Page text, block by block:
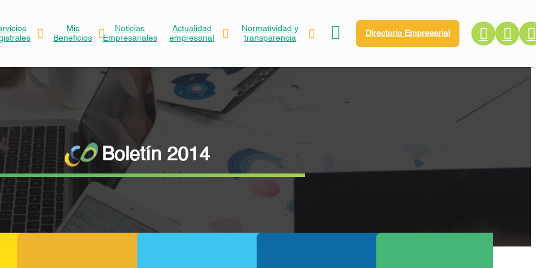
Mis
Beneficios
Noticias
Empresariales
Actualidad
empresarial
Normatividad y
transparencia
Directorio Empresarial
Boletín 2014